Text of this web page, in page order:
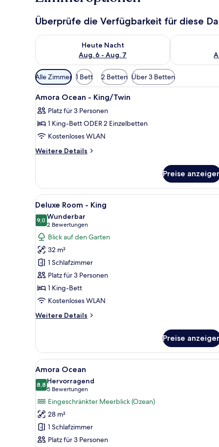
Überprüfe die Verfügbarkeit für diese
Heute Nacht
Aug. 6 - Aug. 7
Überprüfe die Verfügbarkeit für heute Nacht, Aug. 6
Überprüfe
Verfügbare
Filter
für
Alle Zimmer 1 Bett 2 Betten Über 3 Betten
Alle
Fotos
für
Amora
Ocean
-
Minibar, Zimmersafe,
5
Amora Ocean - King/Twin
Platz für 3 Personen
1 King-Bett ODER 2 Einzelbetten
Kostenloses WLAN
Weitere Details
Weitere
Ocean
King/Twin
Preise
Alle
Fotos
für
Deluxe
Room
-
King
anzeigen
Ein modernes Hotelzimmer
5
Deluxe Room - King
9,09,0 von 10
Wunderbar
2 Bewertungen
(2
Bewertungen)
Blick auf den Garten
32 m²
1 Schlafzimmer
Platz für 3 Personen
1 King-Bett
Kostenloses WLAN
Weitere Details
Weitere
Room
King
Preise
Alle
Fotos
für
Amora
Ocean
anzeigen
Ein modernes Hotelzimmer
6
Amora Ocean
8,88,8 von 10
Hervorragend
5 Bewertungen
(5
Bewertungen)
Eingeschränkter Meerblick (Ozean)
28 m²
1 Schlafzimmer
Platz für 3 Personen